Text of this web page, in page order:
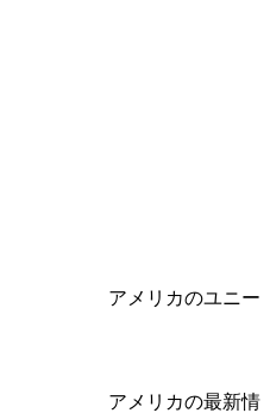
アメリカのユニー
アメリカの最新情